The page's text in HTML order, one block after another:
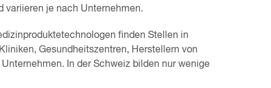
variieren je nach Unternehmen.
finden Stellen in
Gesundheitszentren, Herstellern von
In der Schweiz bilden nur wenige